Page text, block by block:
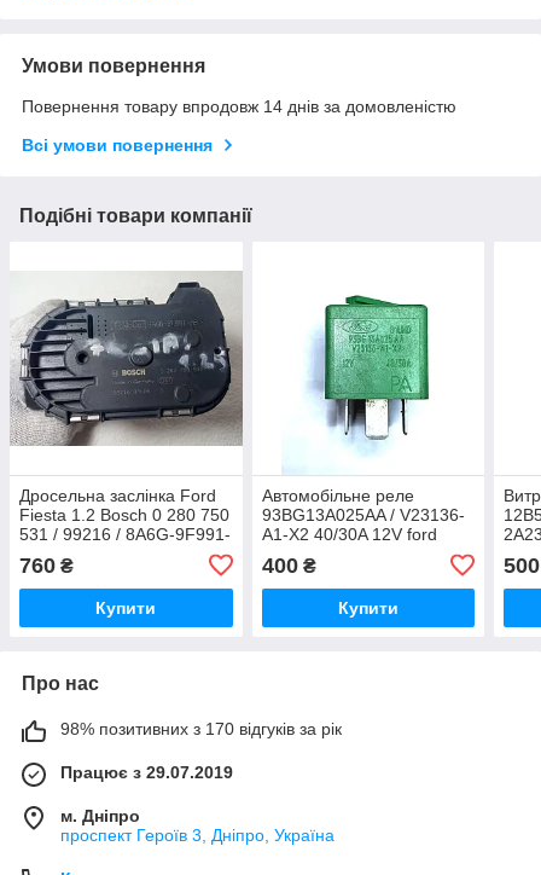
Умови повернення
Повернення товару впродовж 14 днів за домовленістю
Всі умови повернення
Подібні товари компанії
Дросельна заслінка Ford
Fiesta 1.2 Bosch 0 280 750
531 / 99216 / 8A6G-9F991-
760 ₴
Купити
Автомобільне реле
93BG13A025AA / V23136-
A1-X2 40/30A 12V ford
400₴
Купити
500
Про нас
98% позитивних з 170 відгуків за рік
Працює з 29.07.2019
м. Дніпро
проспект Героїв 3, Дніпро, Україна